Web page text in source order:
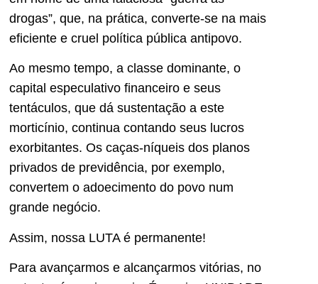
drogas”, que, na prática, converte-se na mais
eficiente e cruel política pública antipovo.
Ao mesmo tempo, a classe dominante, o
capital especulativo financeiro e seus
tentáculos, que dá sustentação a este
morticínio, continua contando seus lucros
exorbitantes. Os caças-níqueis dos planos
privados de previdência, por exemplo,
convertem o adoecimento do povo num
grande negócio.
Assim, nossa LUTA é permanente!
Para avançarmos e alcançarmos vitórias, no